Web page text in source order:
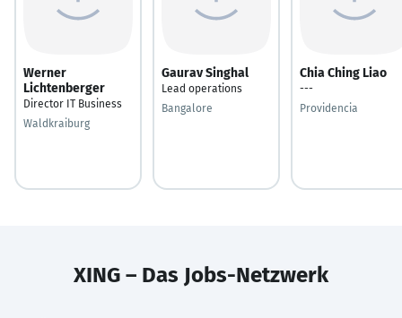
Werner
Lichtenberger
Director IT Business
Waldkraiburg
Gaurav Singhal
Lead operations
Bangalore
Chia Ching Liao
---
Providencia
XING – Das Jobs-Netzwerk